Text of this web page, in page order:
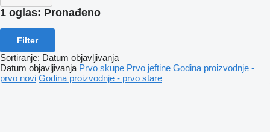
1 oglas: Pronađeno
Filter
Sortiranje: Datum objavljivanja
Datum objavljivanja Prvo skupe Prvo jeftine Godina proizvodnje -
prvo novi Godina proizvodnje - prvo stare